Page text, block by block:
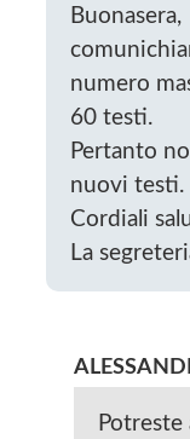
Buonasera,
numero
60 testi.
Pertanto
nuovi testi.
Cordiali
La